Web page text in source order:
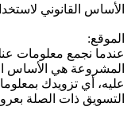
الأساس القانوني
الموقع:
عندما نجمع معلومات
المشروعة هي الأساس
عليه، أي تزويدك
التسويق ذات الصلة